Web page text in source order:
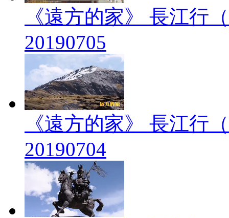
《遠方的家》 長江行
20190705
《遠方的家》 長江行
20190704